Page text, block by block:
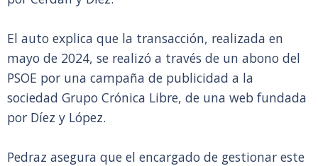
El auto explica que la transacción, realizada en
mayo de 2024, se realizó a través de un abono del
PSOE por una campaña de publicidad a la
sociedad Grupo Crónica Libre, de una web fundada
por Díez y López.
Pedraz asegura que el encargado de gestionar este